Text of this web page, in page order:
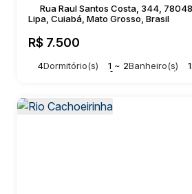
R$ 7.500
Rua Raul Santos Costa, 344,
Lipa, Cuiabá, Mato Grosso, Brasil
4Dormitório(s) 1 ~ 2Banheiro(s) 1
142 ~ 143m² Útil: